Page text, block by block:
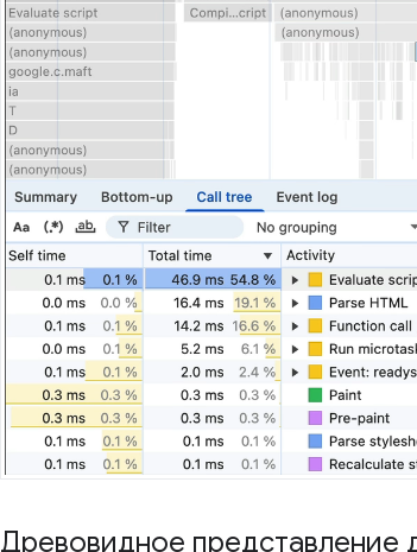
Древовидное представление